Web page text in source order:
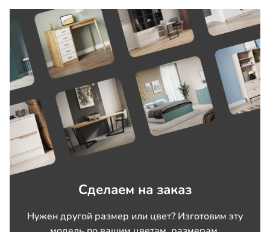
Сделаем на заказ
Нужен другой размер или цвет? Изготовим эту